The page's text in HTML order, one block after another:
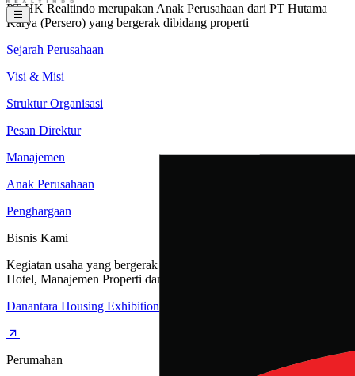
PT HK Realtindo merupakan Anak Perusahaan dari PT Hutama
Karya (Persero) yang bergerak dibidang properti
Sejarah Perusahaan
Visi & Misi
Struktur Organisasi
Pesan Direktur
Manajemen
Anak Perusahaan
Penghargaan
Bisnis Kami
Kegiatan usaha yang bergerak dibidang Perumahan, Apartemen,
Hotel, Manajemen Properti dan Rest Area
Danantara Housing Exhibition
Perumahan